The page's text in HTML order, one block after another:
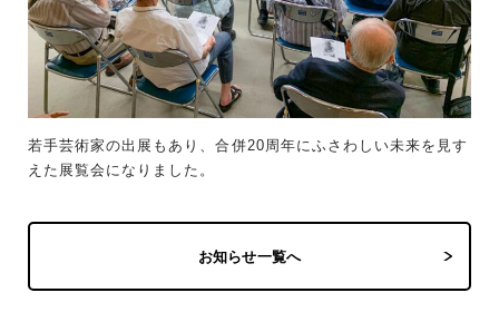
若手芸術家の出展もあり、合併20周年にふさわしい未来を見す
えた展覧会になりました。
お知らせ一覧へ